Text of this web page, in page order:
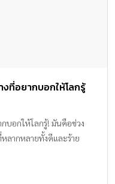
แม่ตั้งครรภ์ครั้งแรก แม่มี
ะวัติความดันโลหิตสูง แม่ที่
แต่เป็นครรภ์แรก 5 อาการ
บหน้า มือ และเท้า ทารก
ยเฉพาะบริเวณท้ายทอย
ที่อยากบอกให้โลกรู้
บอกให้โลกรู้! มันคือช่วง
ลากหลายทั้งดีและร้าย